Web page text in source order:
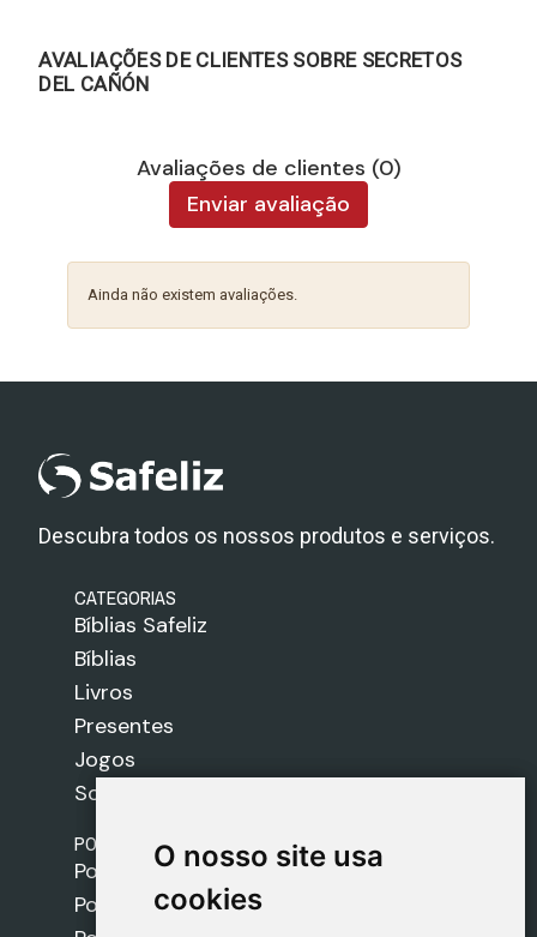
O nosso site usa
cookies
O nosso site usa
cookies
AVALIAÇÕES DE CLIENTES SOBRE SECRETOS
DEL CAÑÓN
Avaliações de clientes (0)
Enviar avaliação
Ainda não existem avaliações.
Descubra todos os nossos produtos e serviços.
CATEGORIAS
Bíblias Safeliz
Bíblias
Livros
Presentes
Jogos
Sobre nós
POLÍTICAS
Política de Envios
Política de Cookies